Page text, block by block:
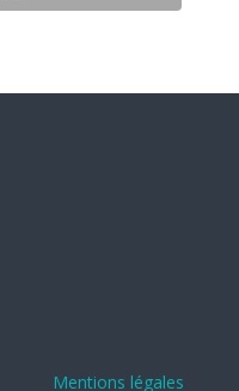
Mentions légales